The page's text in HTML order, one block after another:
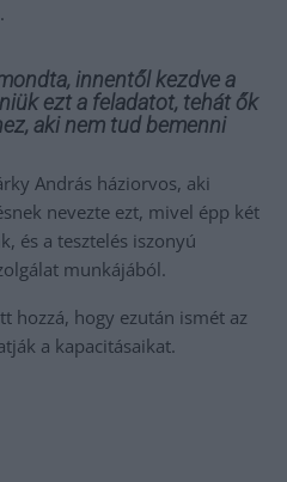
innentől kezdve a
ezt a feladatot, tehát ők
aki nem tud bemenni
András háziorvos, aki
nevezte ezt, mivel épp két
és a tesztelés iszonyú
munkájából.
hozzá, hogy ezután ismét az
a kapacitásaikat.